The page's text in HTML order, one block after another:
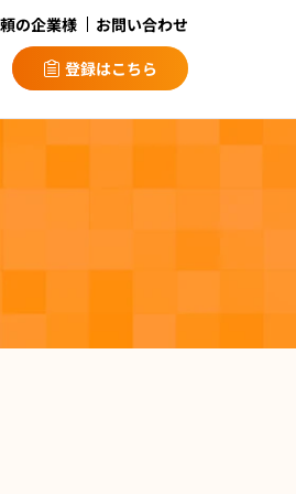
の企業様
お問い合わせ
登録はこちら